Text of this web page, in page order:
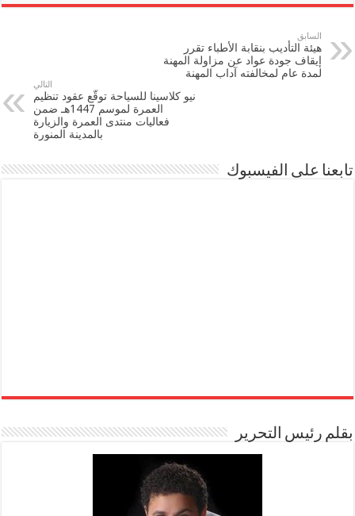
السابق
هيئة التأديب بنقابة الأطباء تقرر
إيقاف جودة عواد عن مزاولة المهنة
لمدة عام لمخالفته آداب المهنة
التالي
نيو كلاسينا للسياحة توقّع عقود تنظيم
العمرة لموسم 1447هـ ضمن
فعاليات منتدى العمرة والزيارة
بالمدينة المنورة
تابعنا على الفيسبوك
بقلم رئيس التحرير